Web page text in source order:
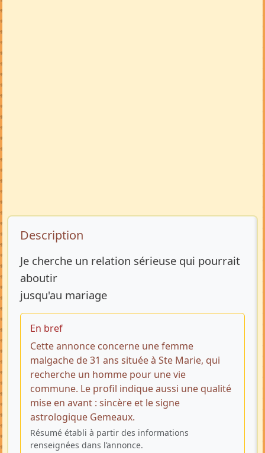
Description de l’annonce
Description
Je cherche un relation sérieuse qui pourrait
aboutir
jusqu'au mariage
En bref
Cette annonce concerne une femme
malgache de 31 ans située à Ste Marie, qui
recherche un homme pour une vie
commune. Le profil indique aussi une qualité
mise en avant : sincère et le signe
astrologique Gemeaux.
Résumé établi à partir des informations
renseignées dans l’annonce.